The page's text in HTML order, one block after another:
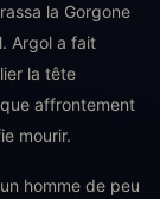
la Gorgone
Argol a fait
la tête
affrontement
mourir.
homme de peu